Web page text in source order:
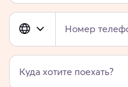
Номер
Куда хотите поехать?